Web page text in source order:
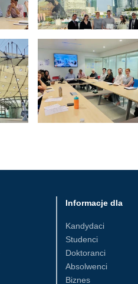
Informacje dla
Kandydaci
Studenci
Doktoranci
Absolwenci
Biznes